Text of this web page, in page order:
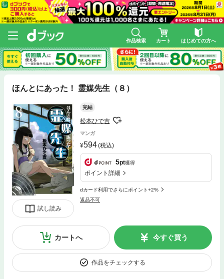
作品検索 カート はじめての方へ
ほんとにあった！ 霊媒先生（８）
試し読み
完結
松本ひで吉
マンガ
594(税込)
5pt獲得
ポイント詳細
dカード利用でさらにポイント+2%
返品不可
カートへ 今すぐ買う
作品をチェックする